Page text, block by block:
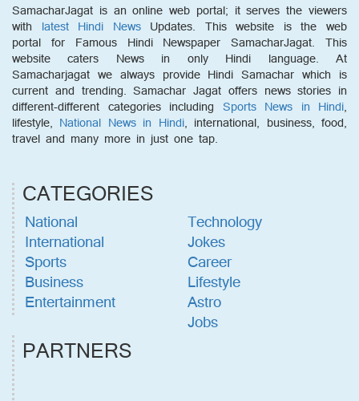
SamacharJagat is an online web portal; it serves the viewers
with latest Hindi NewsUpdates. This website is the web
portal for Famous Hindi Newspaper SamacharJagat. This
website caters News in only Hindi language. At
Samacharjagat we always provide Hindi Samachar which is
current and trending. Samachar Jagat offers news stories in
different-different categories including Sports News in Hindi,
lifestyle, National News in Hindi, international, business, food,
travel and many more in just one tap.
CATEGORIES
National
International
Sports
Business
Entertainment
Technology
Jokes
Career
Lifestyle
Astro
Jobs
PARTNERS